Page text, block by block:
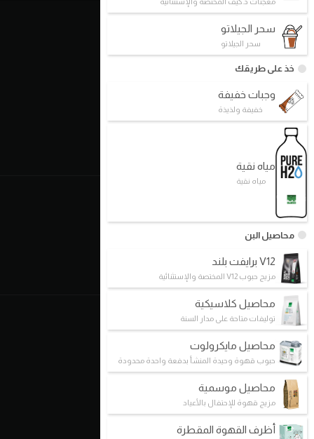
معجنات د.كيف المختصة والإستثنائية
سحر الجيلاتو
سحر الجيلاتو
خذ على طريقك
وجبات خفيفة
خفيفة ولذيذة
مياه نقية
مياه نقية
محاصيل البن
V12 برايفت بلند
مزيج حبوب V12 المختصة والإستثنائية
محاصيل كلاسيكية
توليفات متاحة على مدار السنة
محاصيل مايكرولوت
حبوب قهوة وحيدة المنشأ بدفعة واحدة محدودة
محاصيل موسمية
مزيج قهوة للإحتفال بالأعياد
أظرف القهوة المقطرة
روابط سريعة
الأسس
نموذج العمل
شركاؤنا
فروعنا
اتصل بنا
عنا
من نحن/ فلسفتنا
الخطط المستقبلية / معالمنا
د. كيف V12
مفاهيمنا
القهوة الإستثنائية
التحضير اليدوي
هايبرد
الشهادات